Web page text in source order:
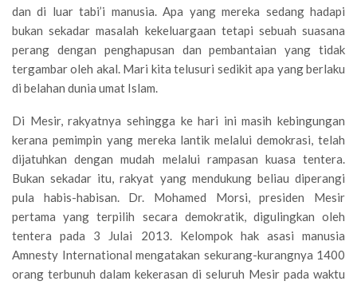
dan di luar tabi’i manusia. Apa yang mereka sedang hadapi
bukan sekadar masalah kekeluargaan tetapi sebuah suasana
perang dengan penghapusan dan pembantaian yang tidak
tergambar oleh akal. Mari kita telusuri sedikit apa yang berlaku
di belahan dunia umat Islam.
Di Mesir, rakyatnya sehingga ke hari ini masih kebingungan
kerana pemimpin yang mereka lantik melalui demokrasi, telah
dijatuhkan dengan mudah melalui rampasan kuasa tentera.
Bukan sekadar itu, rakyat yang mendukung beliau diperangi
pula habis-habisan. Dr. Mohamed Morsi, presiden Mesir
pertama yang terpilih secara demokratik, digulingkan oleh
tentera pada 3 Julai 2013. Kelompok hak asasi manusia
Amnesty International mengatakan sekurang-kurangnya 1400
orang terbunuh dalam kekerasan di seluruh Mesir pada waktu